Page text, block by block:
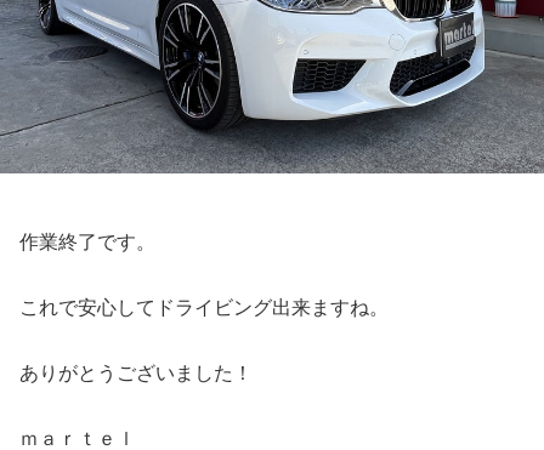
作業終了です。
これで安心してドライビング出来ますね。
ありがとうございました！
ｍａｒｔｅｌ